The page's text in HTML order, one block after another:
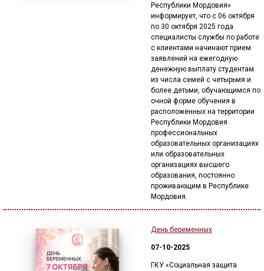
Республики Мордовия»
информирует, что с 06 октября
по 30 октября 2025 года
специалисты службы по работе
с клиентами начинают прием
заявлений на ежегодную
денежную выплату студентам
из числа семей с четырьмя и
более детьми, обучающимся по
очной форме обучения в
расположенных на территории
Республики Мордовия
профессиональных
образовательных организациях
или образовательных
организациях высшего
образования, постоянно
проживающим в Республике
Мордовия.
День беременных
07-10-2025
ГКУ «Социальная защита